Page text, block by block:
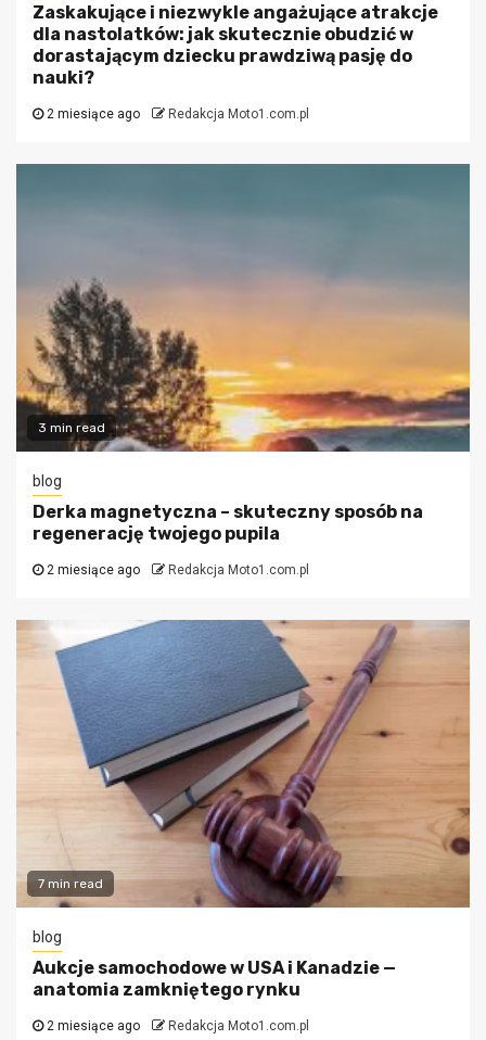
Zaskakujące i niezwykle angażujące atrakcje
dla nastolatków: jak skutecznie obudzić w
dorastającym dziecku prawdziwą pasję do
nauki?
2 miesiące ago Redakcja Moto1.com.pl
3 min read
blog
Derka magnetyczna – skuteczny sposób na
regenerację twojego pupila
2 miesiące ago Redakcja Moto1.com.pl
7 min read
blog
Aukcje samochodowe w USA i Kanadzie —
anatomia zamkniętego rynku
2 miesiące ago Redakcja Moto1.com.pl